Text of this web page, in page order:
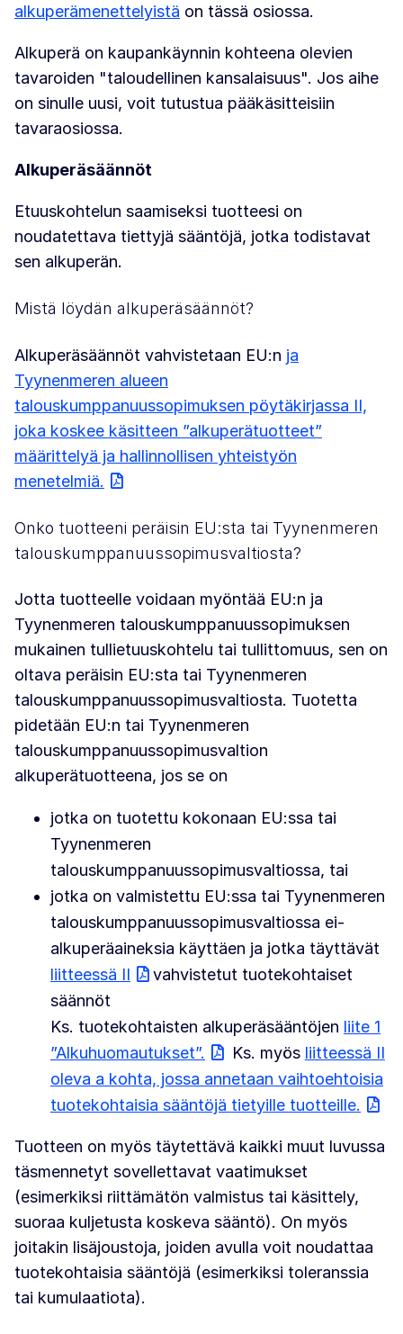
alkuperämenettelyistä on tässä osiossa.
Alkuperä on kaupankäynnin kohteena olevien
tavaroiden "taloudellinen kansalaisuus". Jos aihe
on sinulle uusi, voit tutustua pääkäsitteisiin
tavaraosiossa.
Alkuperäsäännöt
Etuuskohtelun saamiseksi tuotteesi on
noudatettava tiettyjä sääntöjä, jotka todistavat
sen alkuperän.
Mistä löydän alkuperäsäännöt?
Alkuperäsäännöt vahvistetaan EU:n ja
Tyynenmeren alueen
talouskumppanuussopimuksen pöytäkirjassa II,
joka koskee käsitteen ”alkuperätuotteet”
määrittelyä ja hallinnollisen yhteistyön
menetelmiä.
Onko tuotteeni peräisin EU:sta tai Tyynenmeren
talouskumppanuussopimusvaltiosta?
Jotta tuotteelle voidaan myöntää EU:n ja
Tyynenmeren talouskumppanuussopimuksen
mukainen tullietuuskohtelu tai tullittomuus, sen on
oltava peräisin EU:sta tai Tyynenmeren
talouskumppanuussopimusvaltiosta. Tuotetta
pidetään EU:n tai Tyynenmeren
talouskumppanuussopimusvaltion
alkuperätuotteena, jos se on
jotka on tuotettu kokonaan EU:ssa tai
Tyynenmeren
talouskumppanuussopimusvaltiossa, tai
jotka on valmistettu EU:ssa tai Tyynenmeren
talouskumppanuussopimusvaltiossa ei-
alkuperäaineksia käyttäen ja jotka täyttävät
liitteessä II
vahvistetut tuotekohtaiset
säännöt
Ks. tuotekohtaisten alkuperäsääntöjen liite 1
”Alkuhuomautukset”.
Ks. myös liitteessä II
oleva a kohta, jossa annetaan vaihtoehtoisia
tuotekohtaisia sääntöjä tietyille tuotteille.
Tuotteen on myös täytettävä kaikki muut luvussa
täsmennetyt sovellettavat vaatimukset
(esimerkiksi riittämätön valmistus tai käsittely,
suoraa kuljetusta koskeva sääntö). On myös
joitakin lisäjoustoja, joiden avulla voit noudattaa
tuotekohtaisia sääntöjä (esimerkiksi toleranssia
tai kumulaatiota).